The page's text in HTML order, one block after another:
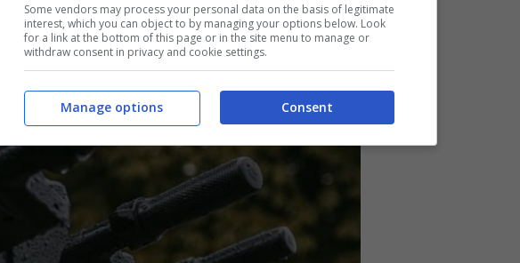
Some vendors may process your personal data on the basis of legitimate
interest, which you can object to by managing your options below. Look
for a link at the bottom of this page or in the site menu to manage or
withdraw consent in privacy and cookie settings.
Consent
Manage options